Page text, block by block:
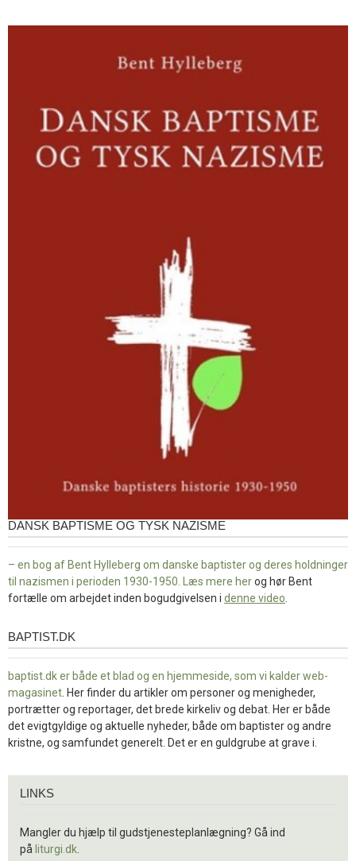
DANSK BAPTISME OG TYSK NAZISME
– en bog af Bent Hylleberg om danske baptister og deres holdninger
til nazismen i perioden 1930-1950. Læs mere herog hør Bent
fortælle om arbejdet inden bogudgivelsen i denne video
baptist.dk
BAPTIST.DK
baptist.dk er både et blad og en hjemmeside, som vi kalder web-
magasinet . Her finder du artikler om personer og menigheder,
portrætter og reportager, det brede kirkeliv og debat. Her er både
det evigtgyldige og aktuelle nyheder, både om baptister og andre
kristne, og samfundet generelt. Det er en guldgrube at grave i.
LINKS
Mangler du hjælp til gudstjenesteplanlægning? Gå ind
på liturgi.dk